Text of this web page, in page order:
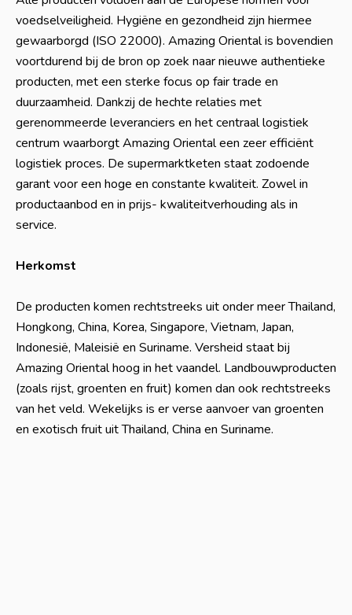
voedselveiligheid. Hygiëne en gezondheid zijn hiermee
gewaarborgd (ISO 22000). Amazing Oriental is bovendien
voortdurend bij de bron op zoek naar nieuwe authentieke
producten, met een sterke focus op fair trade en
duurzaamheid. Dankzij de hechte relaties met
gerenommeerde leveranciers en het centraal logistiek
centrum waarborgt Amazing Oriental een zeer efficiënt
logistiek proces. De supermarktketen staat zodoende
garant voor een hoge en constante kwaliteit. Zowel in
productaanbod en in prijs- kwaliteitverhouding als in
service.
Herkomst
De producten komen rechtstreeks uit onder meer Thailand,
Hongkong, China, Korea, Singapore, Vietnam, Japan,
Indonesië, Maleisië en Suriname. Versheid staat bij
Amazing Oriental hoog in het vaandel. Landbouwproducten
(zoals rijst, groenten en fruit) komen dan ook rechtstreeks
van het veld. Wekelijks is er verse aanvoer van groenten
en exotisch fruit uit Thailand, China en Suriname.